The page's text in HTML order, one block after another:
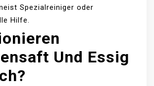
Spezialreiniger oder
Hilfe.
Und Essig